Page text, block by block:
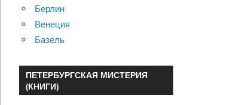
Берлин
Венеция
Базель
ПЕТЕРБУРГСКАЯ МИСТЕРИЯ
(КНИГИ)